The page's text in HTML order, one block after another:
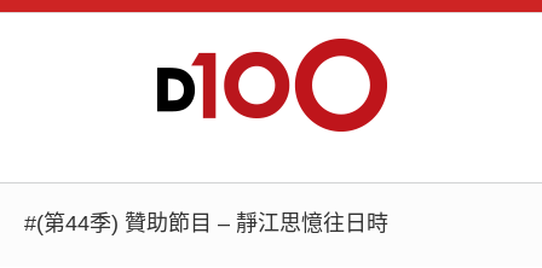
#(第44季) 贊助節目 – 靜江思憶往日時